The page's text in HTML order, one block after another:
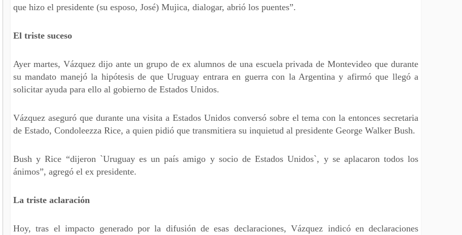
que hizo el presidente (su esposo, José) Mujica, dialogar, abrió los puentes”.
El triste suceso
Ayer martes, Vázquez dijo ante un grupo de ex alumnos de una escuela privada de Montevideo que durante
su mandato manejó la hipótesis de que Uruguay entrara en guerra con la Argentina y afirmó que llegó a
solicitar ayuda para ello al gobierno de Estados Unidos.
Vázquez aseguró que durante una visita a Estados Unidos conversó sobre el tema con la entonces secretaria
de Estado, Condoleezza Rice, a quien pidió que transmitiera su inquietud al presidente George Walker Bush.
Bush y Rice “dijeron `Uruguay es un país amigo y socio de Estados Unidos`, y se aplacaron todos los
ánimos”, agregó el ex presidente.
La triste aclaración
Hoy, tras el impacto generado por la difusión de esas declaraciones, Vázquez indicó en declaraciones